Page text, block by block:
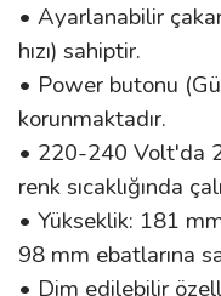
• Ayarlanabilir çakar
hızı) sahiptir.
• Power butonu
korunmaktadır.
• 220-240 Volt'da
renk sıcaklığında
• Yükseklik: 181
98 mm ebatlarına
• Dim edilebilir